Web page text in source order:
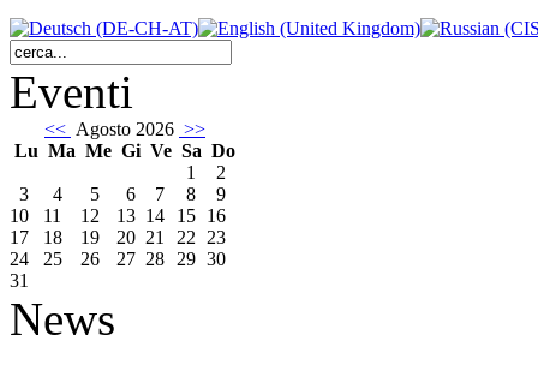
Eventi
<< Agosto 2026 >>
Lu Ma Me Gi Ve Sa Do
1
2
3
4 5 6 7 8
9
10
11 12 13 14 15 16
17
18 19 20 21 22 23
24
25 26 27 28 29 30
31
News